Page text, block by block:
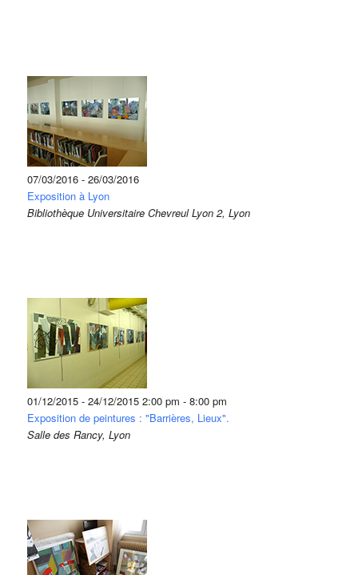
07/03/2016 - 26/03/2016
Exposition à Lyon
Bibliothèque Universitaire Chevreul Lyon 2, Lyon
01/12/2015 - 24/12/2015 2:00 pm - 8:00 pm
Exposition de peintures : "Barrières, Lieux".
Salle des Rancy, Lyon